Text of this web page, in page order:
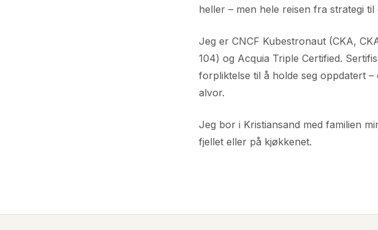
heller – men hele reisen fra strategi
Jeg er CNCF Kubestronaut (CKA,
104) og Acquia Triple Certified.
forpliktelse til å holde seg oppdatert
alvor.
Jeg bor i Kristiansand med familien
fjellet eller på kjøkkenet.